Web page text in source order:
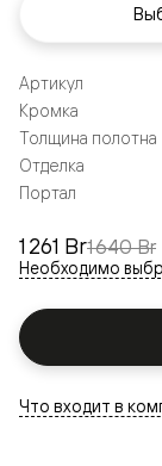
1 261 Br1 640 Br
Необходимо
Артикул
Кромка
Толщина полотна
Отделка
Портал
Что входит в